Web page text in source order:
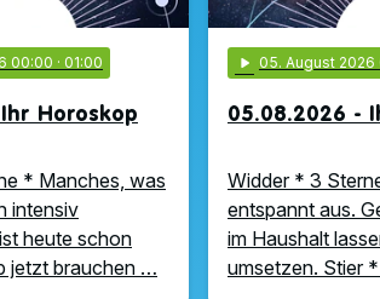
00:00 · 01:00
Horoskop
* Manches, was
intensiv
heute schon
jetzt brauchen …
play_arrow 05. August 2026
05.08.2026 -
Widder * 3
entspannt aus.
im Haushalt
umsetzen. Stier